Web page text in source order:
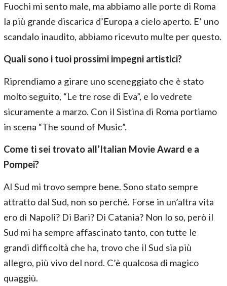
Fuochi mi sento male, ma abbiamo alle porte di Roma
la più grande discarica d’Europa a cielo aperto. E’ uno
scandalo inaudito, abbiamo ricevuto multe per questo.
Quali sono i tuoi prossimi impegni artistici?
Riprendiamo a girare uno sceneggiato che è stato
molto seguito, “Le tre rose di Eva”, e lo vedrete
sicuramente a marzo. Con il Sistina di Roma portiamo
in scena “The sound of Music”.
Come ti sei trovato all’Italian Movie Award e a
Pompei?
Al Sud mi trovo sempre bene. Sono stato sempre
attratto dal Sud, non so perché. Forse in un’altra vita
ero di Napoli? Di Bari? Di Catania? Non lo so, però il
Sud mi ha sempre affascinato tanto, con tutte le
grandi difficoltà che ha, trovo che il Sud sia più
allegro, più vivo del nord. C’è qualcosa di magico
quaggiù.